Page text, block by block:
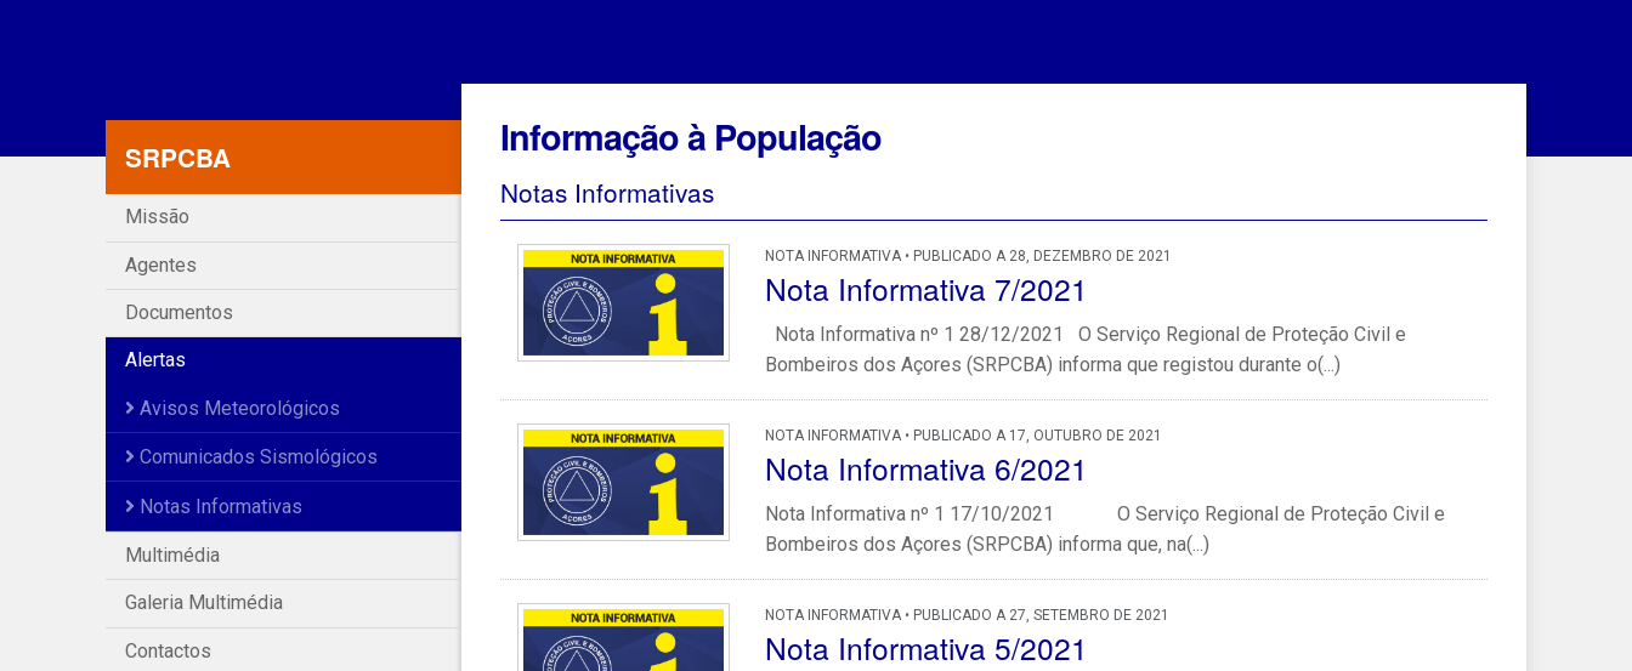
SRPCBA
Missão
Agentes
Documentos
Alertas
Avisos Meteorológicos
Comunicados Sismológicos
Notas Informativas
Multimédia
Galeria Multimédia
Contactos
Informação à População
Notas Informativas
NOTA INFORMATIVA • PUBLICADO A 28, DEZEMBRO DE 2021
Nota Informativa 7/2021
Nota Informativa nº 1 28/12/2021 O Serviço Regional de Proteção Civil e
Bombeiros dos Açores (SRPCBA) informa que registou durante o(...)
NOTA INFORMATIVA • PUBLICADO A 17, OUTUBRO DE 2021
Nota Informativa 6/2021
Nota Informativa nº 1 17/10/2021 O Serviço Regional de Proteção Civil e
Bombeiros dos Açores (SRPCBA) informa que, na(...)
NOTA INFORMATIVA • PUBLICADO A 27, SETEMBRO DE 2021
Nota Informativa 5/2021